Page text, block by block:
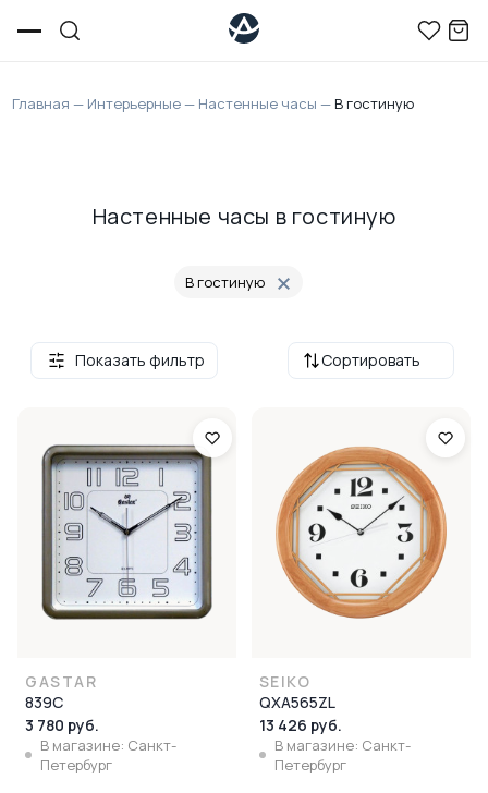
Главная — Интерьерные— Настенные часы — В гостиную
Настенные часы в гостиную
В гостиную
Сортировать
Показать фильтр
GASTAR
839C
3 780 руб.
В магазине: Санкт-
Петербург
SEIKO
QXA565ZL
13 426 руб.
В магазине: Санкт-
Петербург